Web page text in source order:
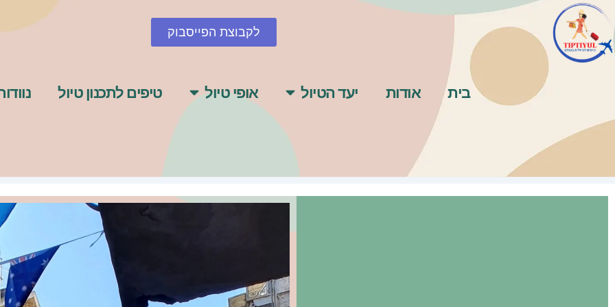
דילוג
לתוכן
לקבוצת הפייסבוק
בית אודות יעד הטיול אופי טיול טיפים לתכנון טיול